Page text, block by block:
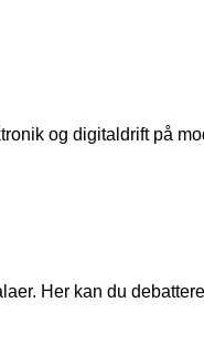
og digitaldrift på
Her kan du